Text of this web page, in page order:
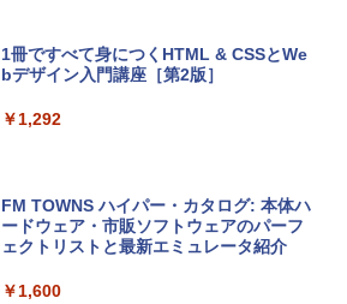
ームカメラ、日本語キーボード、Touch I
D - シルバー
￥261,414
ン 15-fd 15.6インチ 16GBメモリ 512GB
SSD インテル Core 5
Robloxギフトカード - 2,000 Robux 【限
定バーチャルアイテムを含む】 【オンラ
ラインコード版
Windows版 | Minecraft (マインクラフ
ト): Java & Bedrock Edition | オンライ
1冊ですべて身につくHTML & CSSとWe
bデザイン入門講座［第2版］
￥1,292
FM TOWNS ハイパー・カタログ: 本体ハ
ードウェア・市販ソフトウェアのパーフ
ェクトリストと最新エミュレータ紹介
￥1,600